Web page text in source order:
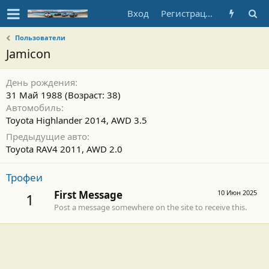
Вход Регистрация
Пользователи
Jamicon
День рождения
31 Май 1988 (Возраст: 38)
Автомобиль
Toyota Highlander 2014, AWD 3.5
Предыдущие авто
Toyota RAV4 2011, AWD 2.0
Трофеи
1 10 Июн 2025
First Message
Post a message somewhere on the site to receive this.